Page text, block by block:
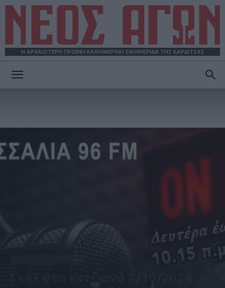
Η ΑΡΧΑΙΟΤΕΡΗ ΠΡΩΪΝΗ ΚΑΘΗΜΕΡΙΝΗ ΕΦΗΜΕΡΙΔΑ ΤΗΣ ΚΑΡΔΙΤΣΑΣ